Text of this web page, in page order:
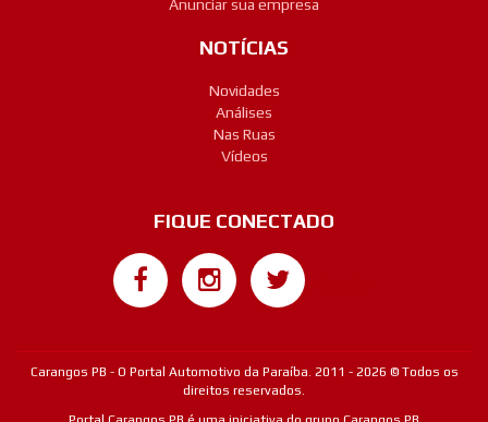
Anunciar sua empresa
NOTÍCIAS
Novidades
Análises
Nas Ruas
Vídeos
FIQUE CONECTADO
Carangos PB - O Portal Automotivo da Paraíba. 2011 - 2026 © Todos os
direitos reservados.